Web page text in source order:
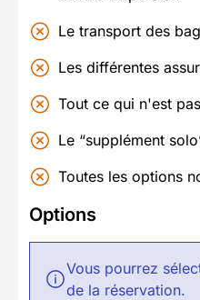
Le transport des
Les différentes
Tout ce qui n'est
Le “supplément
Toutes les options
Options
Vous pourrez
de la réservation.